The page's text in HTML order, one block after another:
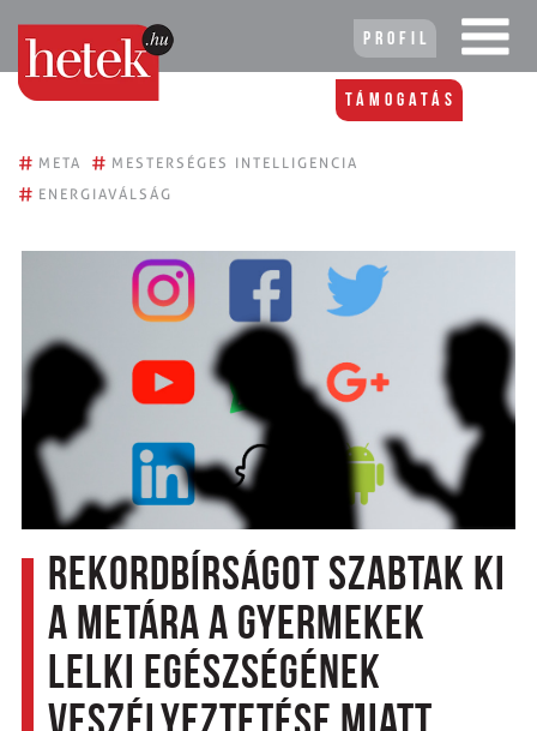
Profil
Támogatás
# META # MESTERSÉGES INTELLIGENCIA
# ENERGIAVÁLSÁG
Rekordbírságot szabtak ki
a Metára a gyermekek
lelki egészségének